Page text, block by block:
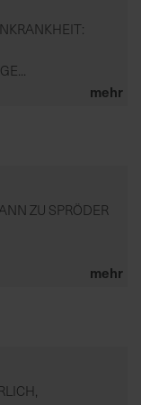
mehr
ZU SPRÖDER
mehr